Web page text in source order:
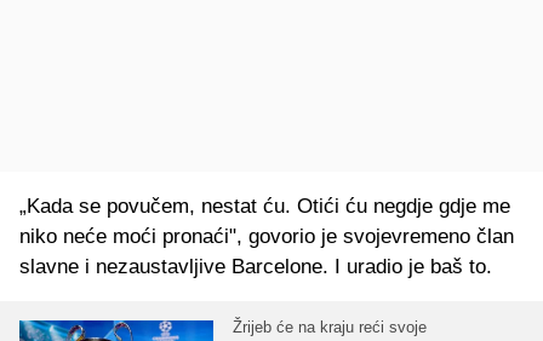
„Kada se povučem, nestat ću. Otići ću negdje gdje me
niko neće moći pronaći", govorio je svojevremeno član
slavne i nezaustavljive Barcelone. I uradio je baš to.
Žrijeb će na kraju reći svoje